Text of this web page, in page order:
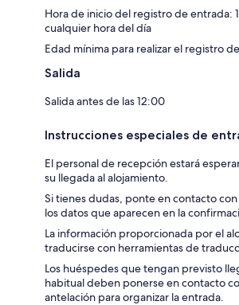
Hora de inicio del registro de entrada:
cualquier hora del día
Edad mínima para realizar el registro
Salida
Salida antes de las 12:00
Instrucciones especiales de
El personal de recepción estará
su llegada al alojamiento.
Si tienes dudas, ponte en contacto
los datos que aparecen en la
La información proporcionada por el
traducirse con herramientas de
Los huéspedes que tengan previsto
habitual deben ponerse en contacto
antelación para organizar la entrada.